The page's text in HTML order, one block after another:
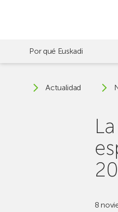
Por qué Euskadi
Actualidad
8